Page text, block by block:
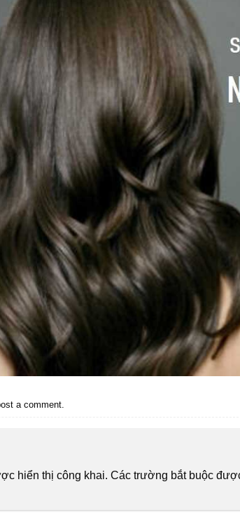
a comment
hiển thị công khai. Các trường bắt buộc